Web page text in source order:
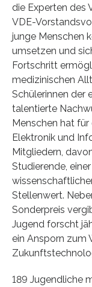
die Experten des
VDE-
junge Menschen
umsetzen und
Fortschritt
medizinischen
Schülerinnen der
talentierte
Menschen hat für
Elektronik und
Mitgliedern,
Studierende,
Stellenwert.
Sonderpreis
Jugend forscht
ein Ansporn zum
189 Jugendliche